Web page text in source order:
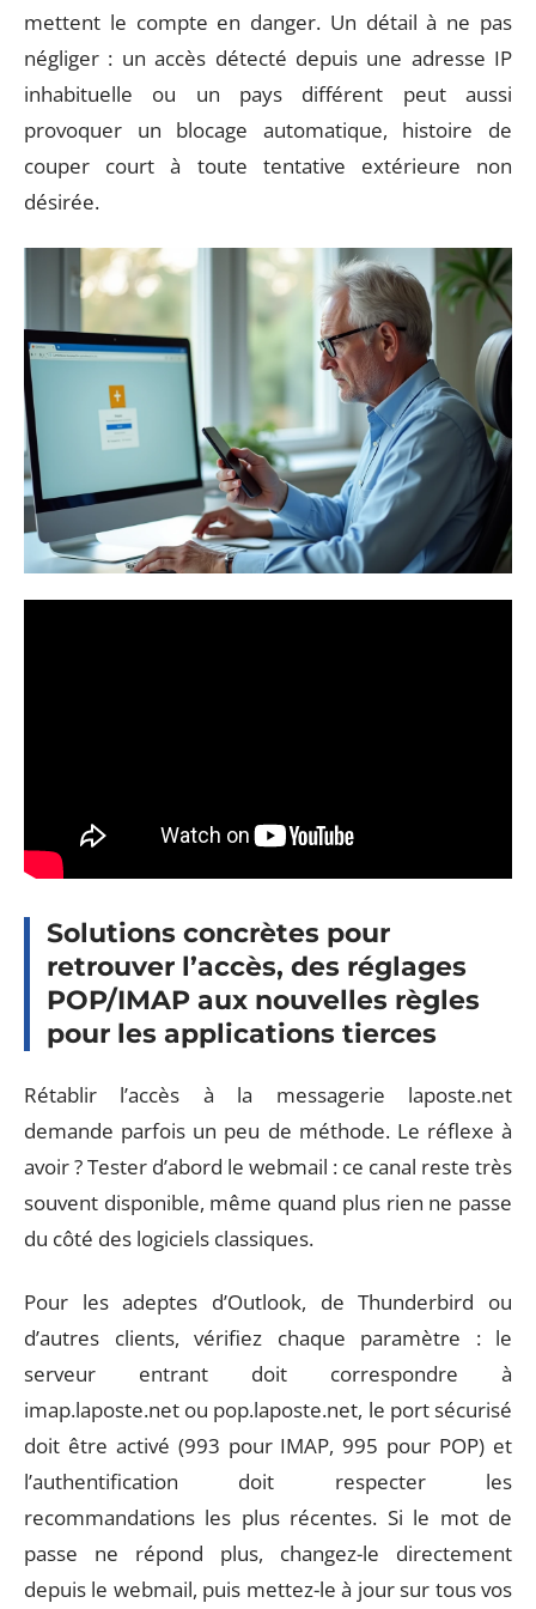
mettent le compte en danger. Un détail à ne pas
négliger : un accès détecté depuis une adresse IP
inhabituelle ou un pays différent peut aussi
provoquer un blocage automatique, histoire de
couper court à toute tentative extérieure non
désirée.
Solutions concrètes pour
retrouver l’accès, des réglages
POP/IMAP aux nouvelles règles
pour les applications tierces
Rétablir l’accès à la messagerie laposte.net
demande parfois un peu de méthode. Le réflexe à
avoir ? Tester d’abord le webmail : ce canal reste très
souvent disponible, même quand plus rien ne passe
du côté des logiciels classiques.
Pour les adeptes d’Outlook, de Thunderbird ou
d’autres clients, vérifiez chaque paramètre : le
serveur entrant doit correspondre à
imap.laposte.net ou pop.laposte.net, le port sécurisé
doit être activé (993 pour IMAP, 995 pour POP) et
l’authentification doit respecter les
recommandations les plus récentes. Si le mot de
passe ne répond plus, changez-le directement
depuis le webmail, puis mettez-le à jour sur tous vos